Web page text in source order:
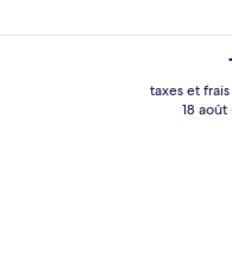
taxes et
18 août